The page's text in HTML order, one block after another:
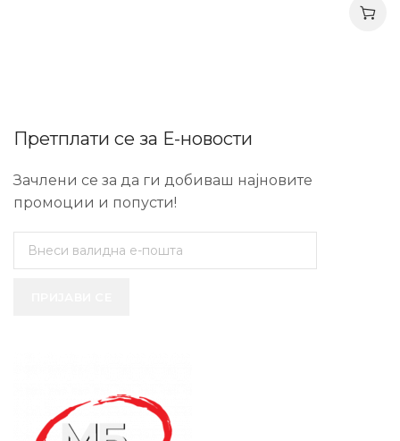
Претплати се за Е-новости
Зачлени се за да ги добиваш најновите
промоции и попусти!